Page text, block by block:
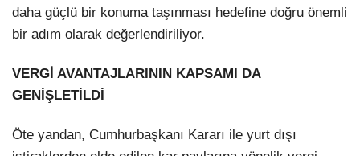
daha güçlü bir konuma taşınması hedefine doğru önemli
bir adım olarak değerlendiriliyor.
VERGİ AVANTAJLARININ KAPSAMI DA
GENİŞLETİLDİ
Öte yandan, Cumhurbaşkanı Kararı ile yurt dışı